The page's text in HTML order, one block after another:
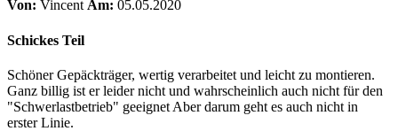
Von: Vincent Am: 05.05.2020
Schickes Teil
Schöner Gepäckträger, wertig verarbeitet und leicht zu montieren.
Ganz billig ist er leider nicht und wahrscheinlich auch nicht für den
"Schwerlastbetrieb" geeignet Aber darum geht es auch nicht in
erster Linie.